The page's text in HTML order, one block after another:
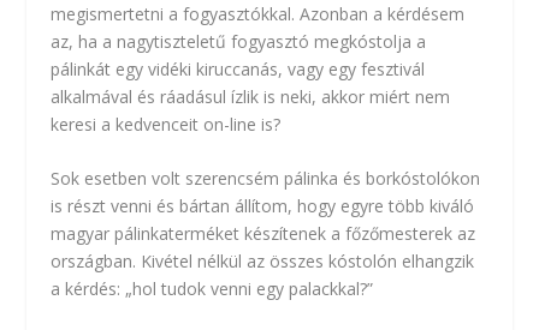
megismertetni a fogyasztókkal. Azonban a kérdésem
az, ha a nagytiszteletű fogyasztó megkóstolja a
pálinkát egy vidéki kiruccanás, vagy egy fesztivál
alkalmával és ráadásul ízlik is neki, akkor miért nem
keresi a kedvenceit on-line is?
Sok esetben volt szerencsém pálinka és borkóstolókon
is részt venni és bártan állítom, hogy egyre több kiváló
magyar pálinkaterméket készítenek a főzőmesterek az
országban. Kivétel nélkül az összes kóstolón elhangzik
a kérdés: „hol tudok venni egy palackkal?”